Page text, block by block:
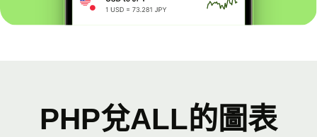
PHP兌ALL的圖表